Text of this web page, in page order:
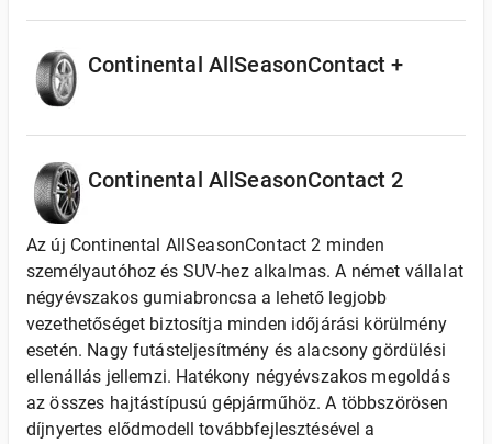
Continental AllSeasonContact +
Continental AllSeasonContact 2
Az új Continental AllSeasonContact 2 minden
személyautóhoz és SUV-hez alkalmas. A német vállalat
négyévszakos gumiabroncsa a lehető legjobb
vezethetőséget biztosítja minden időjárási körülmény
esetén. Nagy futásteljesítmény és alacsony gördülési
ellenállás jellemzi. Hatékony négyévszakos megoldás
az összes hajtástípusú gépjárműhöz. A többszörösen
díjnyertes elődmodell továbbfejlesztésével a